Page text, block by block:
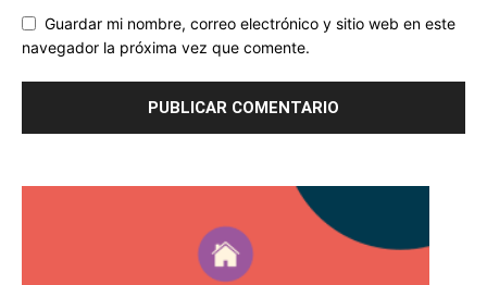
Guardar mi nombre, correo electrónico y sitio web en este
navegador la próxima vez que comente.